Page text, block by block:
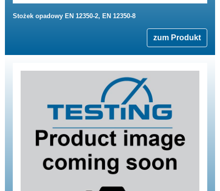
Stożek opadowy EN 12350-2, EN 12350-8
zum Produkt